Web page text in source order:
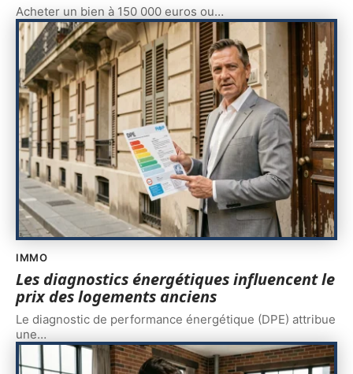
Acheter un bien à 150 000 euros ou…
IMMO
Les diagnostics énergétiques influencent le
prix des logements anciens
Le diagnostic de performance énergétique (DPE) attribue
une…